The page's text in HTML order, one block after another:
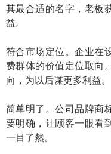
其最合适的名字，老板
益。
符合市场定位。企业在
费群体的价值定位取向
向，为以后谋更多利益。
简单明了。公司品牌商
要明确，让顾客一眼看
一目了然。